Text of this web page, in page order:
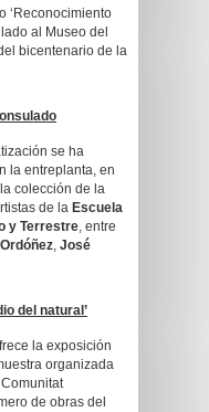
‘Reconocimiento
al Museo del
bicentenario de la
se ha
la entreplanta, en
colección de la
de la Escuela
y Terrestre, entre
, José
del natural’
la exposición
organizada
de obras del